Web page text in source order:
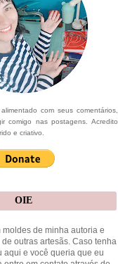
com seus comentários,
comigo nas postagens. Acredito
e criativo.
OIE
moldes de minha autoria e
outras artesãs. Caso tenha
aqui e você queria que eu